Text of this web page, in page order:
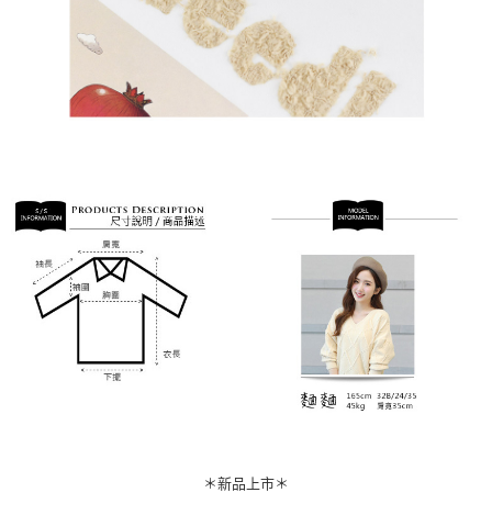
＊新品上市＊